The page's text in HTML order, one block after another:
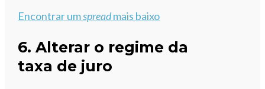
Encontrar umspreadmais baixo
6. Alterar o regime da
taxa de juro